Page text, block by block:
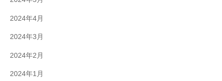
2024年4月
2024年3月
2024年2月
2024年1月